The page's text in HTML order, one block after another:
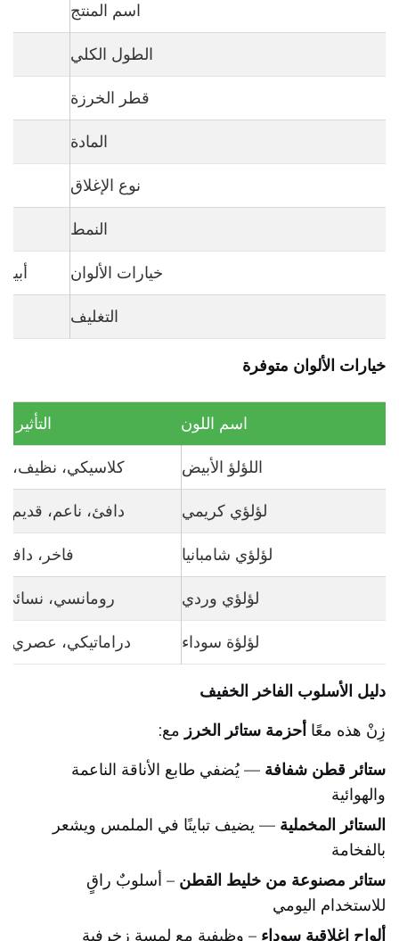
اسم المنتج
الطول الكلي
قطر الخرزة
المادة
نوع الإغلاق
النمط
خيارات الألوان
التغليف
خيارات الألوان متوفرة
اسم اللون التأثير
اللؤلؤ الأبيض كلاسيكي،
لؤلؤي كريمي دافئ، ناعم، قديم
لؤلؤي شامبانيا فاخر،
لؤلؤي وردي رومانسي،
لؤلؤة سوداء دراماتيكي،
دليل الأسلوب الفاخر الخفيف
زِنْ هذه معًا أحزمة ستائر الخرز مع:
ستائر قطن شفافة — يُضفي طابع الأناقة الناعمة
والهوائية
الستائر المخملية — يضيف تباينًا في الملمس ويشعر
بالفخامة
ستائر مصنوعة من خليط القطن – أسلوبٌ راقٍ
للاستخدام اليومي
ألواح إغلاقية سوداء – وظيفية مع لمسة زخرفية